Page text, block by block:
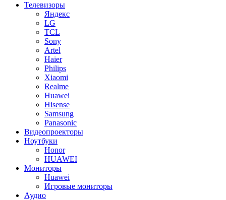
Телевизоры
Яндекс
LG
TCL
Sony
Artel
Haier
Philips
Xiaomi
Realme
Huawei
Hisense
Samsung
Panasonic
Видеопроекторы
Ноутбуки
Honor
HUAWEI
Мониторы
Huawei
Игровые мониторы
Аудио